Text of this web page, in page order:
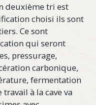
deuxième tri est
choisi ils sont
Ce sont
qui seront
pressurage,
carbonique,
fermentation
à la cave va